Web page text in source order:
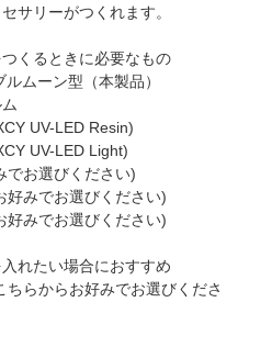
サリーがつくれます。
くるときに必要なもの
ムーン型（本製品）
UV-LED Resin)
UV-LED Light)
でお選びください)
好みでお選びください)
好みでお選びください)
れたい場合におすすめ
ちらからお好みでお選びくださ